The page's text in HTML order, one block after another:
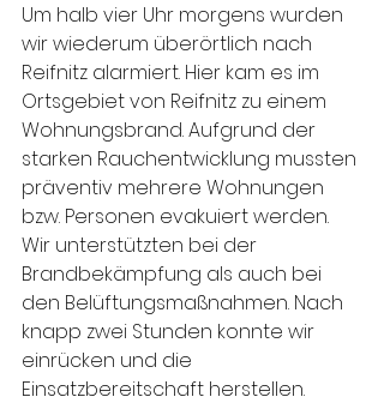
Um halb vier Uhr morgens wurden
wir wiederum überörtlich nach
Reifnitz alarmiert. Hier kam es im
Ortsgebiet von Reifnitz zu einem
Wohnungsbrand. Aufgrund der
starken Rauchentwicklung mussten
präventiv mehrere Wohnungen
bzw. Personen evakuiert werden.
Wir unterstützten bei der
Brandbekämpfung als auch bei
den Belüftungsmaßnahmen. Nach
knapp zwei Stunden konnte wir
einrücken und die
Einsatzbereitschaft herstellen.